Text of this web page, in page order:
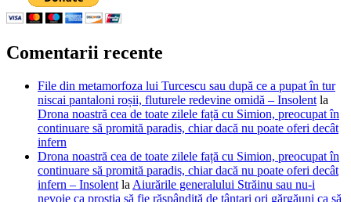
Comentarii recente
File din metamorfoza lui Turcescu sau după ce a pupat în tur
niscai pantaloni roșii, fluturele redevine omidă – Insolent la
Drona noastră cea de toate zilele față cu Simion, preocupat în
continuare să promită paradis, chiar dacă nu poate oferi decât
infern
Drona noastră cea de toate zilele față cu Simion, preocupat în
continuare să promită paradis, chiar dacă nu poate oferi decât
infern – Insolent la Aiurările generalului Străinu sau nu-i
nevoie ca prostia să fie răspândită de țânțari ori gărgăuni ca să